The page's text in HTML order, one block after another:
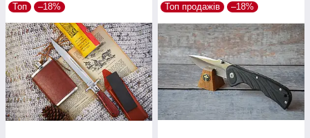
Топ –18% Топ продажів –18%